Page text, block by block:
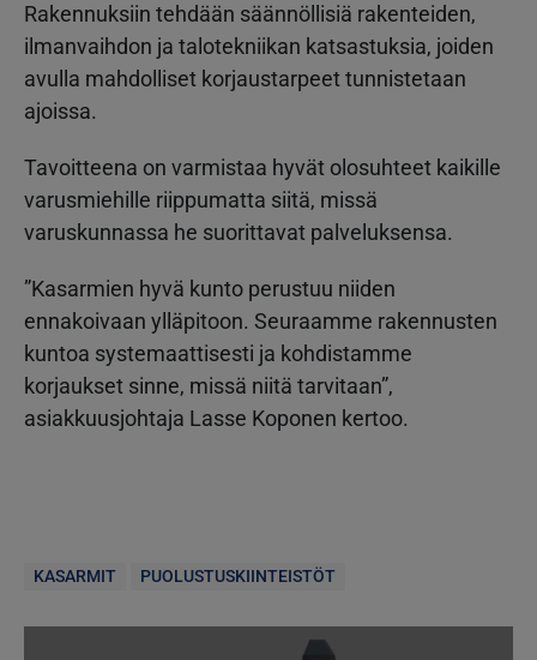
Rakennuksiin tehdään säännöllisiä rakenteiden,
ilmanvaihdon ja talotekniikan katsastuksia, joiden
avulla mahdolliset korjaustarpeet tunnistetaan
ajoissa.
Tavoitteena on varmistaa hyvät olosuhteet kaikille
varusmiehille riippumatta siitä, missä
varuskunnassa he suorittavat palveluksensa.
”Kasarmien hyvä kunto perustuu niiden
ennakoivaan ylläpitoon. Seuraamme rakennusten
kuntoa systemaattisesti ja kohdistamme
korjaukset sinne, missä niitä tarvitaan”,
asiakkuusjohtaja Lasse Koponen kertoo.
KASARMIT PUOLUSTUSKIINTEISTÖT